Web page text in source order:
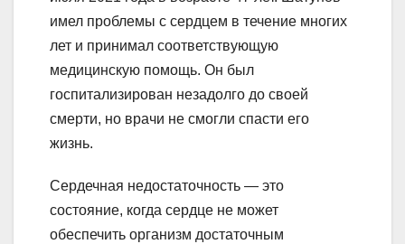
имел проблемы с сердцем в течение многих
лет и принимал соответствующую
медицинскую помощь. Он был
госпитализирован незадолго до своей
смерти, но врачи не смогли спасти его
жизнь.
Сердечная недостаточность — это
состояние, когда сердце не может
обеспечить организм достаточным